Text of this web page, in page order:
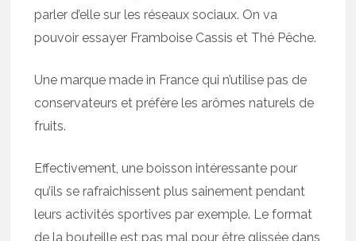
parler d’elle sur les réseaux sociaux. On va
pouvoir essayer Framboise Cassis et Thé Pêche.
Une marque made in France qui n’utilise pas de
conservateurs et préfère les arômes naturels de
fruits.
Effectivement, une boisson intéressante pour
qu’ils se rafraichissent plus sainement pendant
leurs activités sportives par exemple. Le format
de la bouteille est pas mal pour être glissée dans